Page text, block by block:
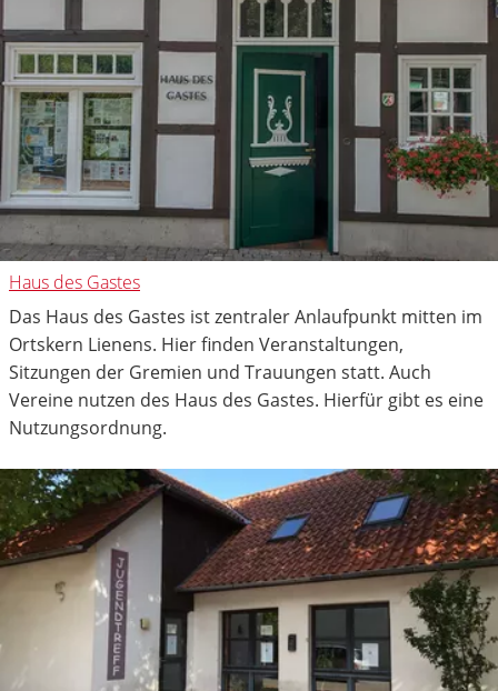
Haus des Gastes
Das Haus des Gastes ist zentraler Anlaufpunkt mitten im
Ortskern Lienens. Hier finden Veranstaltungen,
Sitzungen der Gremien und Trauungen statt. Auch
Vereine nutzen des Haus des Gastes. Hierfür gibt es eine
Nutzungsordnung.